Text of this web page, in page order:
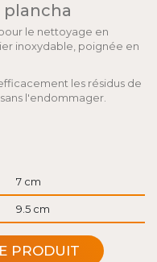
le nettoyage en
inoxydable, poignée en
les résidus de
l'endommager.
7 cm
9.5 cm
PRODUIT